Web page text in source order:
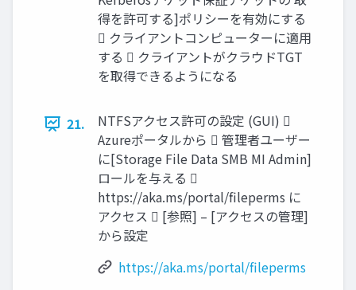
得を許可する]ポリシーを有効にする
 クライアントコンピューターに適用
する  クライアントがクラウドTGT
を取得できるようになる
21.
NTFSアクセス許可の設定 (GUI) 
Azureポータルから  管理者ユーザー
に[Storage File Data SMB MI Admin]
ロールを与える 
https://aka.ms/portal/fileperms に
アクセス  [参照] – [アクセスの管理]
から設定
https://aka.ms/portal/fileperms